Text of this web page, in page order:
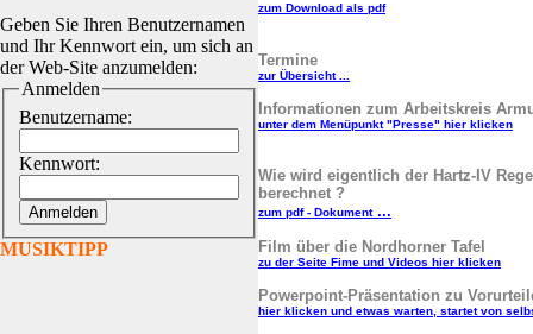
Geben Sie Ihren Benutzernamen
und Ihr Kennwort ein, um sich an
der Web-Site anzumelden:
Anmelden
Benutzername:
Kennwort:
MUSIKTIPP
zum Download als pdf
Termine
zur Übersicht ...
Informationen zum Arbeitskreis
unter dem Menüpunkt "Presse" hier klicken
Wie wird eigentlich der Hartz-IV
berechnet ?
zum pdf - Dokument...
Film über die Nordhorner Tafel
zu der Seite Fime und Videos hier klicken
Powerpoint-Präsentation zu
hier klicken und etwas warten, startet von